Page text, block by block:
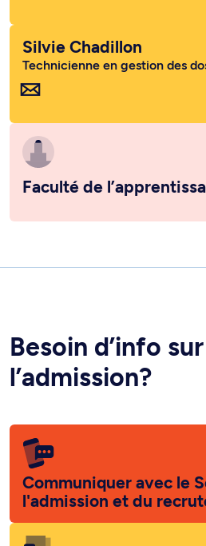
Silvie Chadillon
Technicienne en gestion des
Faculté de
Besoin d’info sur
l’admission?
Communiquer avec le
l'admission et du